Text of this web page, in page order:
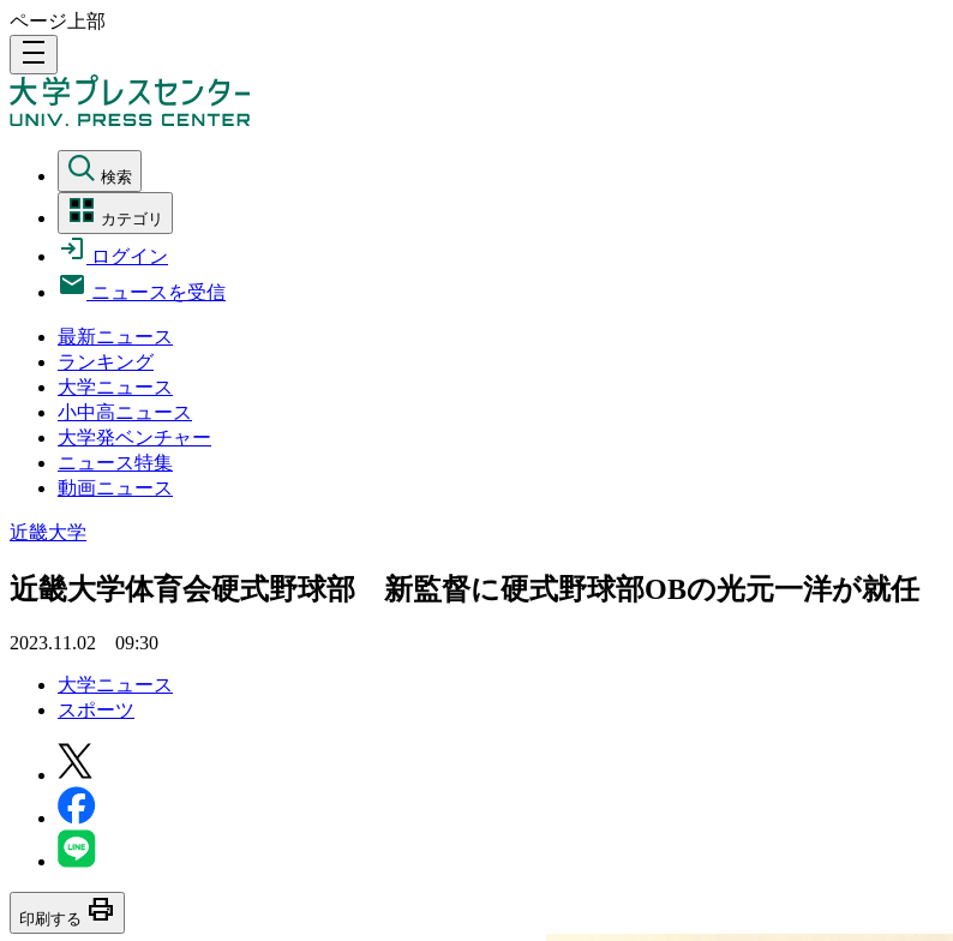
ページ上部
density_medium
検索
カテゴリ
ログイン
ニュースを受信
最新ニュース
ランキング
大学ニュース
小中高ニュース
大学発ベンチャー
ニュース特集
動画ニュース
近畿大学
近畿大学体育会硬式野球部 新監督に硬式野球部OBの光元一洋が就任
2023.11.02 09:30
大学ニュース
スポーツ
印刷する print